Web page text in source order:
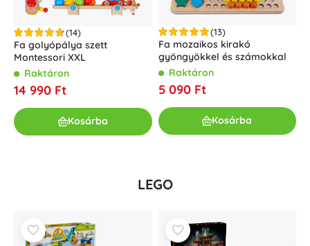
(14)
Fa golyópálya szett
Montessori XXL
Raktáron
14 990 Ft
Kosárba
(13)
Fa mozaikos kirakó
gyöngyökkel és számokkal
Raktáron
5 090 Ft
Kosárba
LEGO